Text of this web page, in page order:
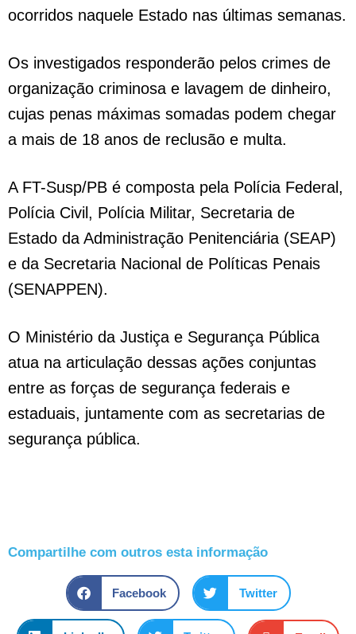
ocorridos naquele Estado nas últimas semanas.
Os investigados responderão pelos crimes de
organização criminosa e lavagem de dinheiro,
cujas penas máximas somadas podem chegar
a mais de 18 anos de reclusão e multa.
A FT-Susp/PB é composta pela Polícia Federal,
Polícia Civil, Polícia Militar, Secretaria de
Estado da Administração Penitenciária (SEAP)
e da Secretaria Nacional de Políticas Penais
(SENAPPEN).
O Ministério da Justiça e Segurança Pública
atua na articulação dessas ações conjuntas
entre as forças de segurança federais e
estaduais, juntamente com as secretarias de
segurança pública.
Compartilhe com outros esta informação
Facebook Twitter